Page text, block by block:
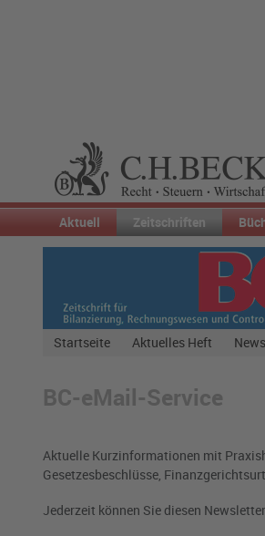
Aktuell Zeitschriften
Startseite Aktuelles Heft
BC-eMail-Service
Aktuelle Kurzinformationen mit
Gesetzesbeschlüsse,
Jederzeit können Sie diesen